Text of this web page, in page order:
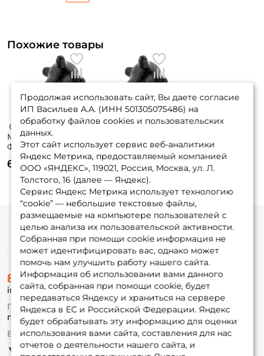
Похожие товары
Маркер
Фоксфишинг
(цвет рандомный)
90гр.
60 ₽
Фоксфишинг
(цвет рандомный)
110гр.
65 ₽
Продолжая использовать сайт, Вы даете согласие
ИП Васильев А.А. (ИНН 501305075486) на
обработку файлов cookies и пользовательских
данных.
Этот сайт использует сервис веб-аналитики
Яндекс Метрика, предоставляемый компанией
ООО «ЯНДЕКС», 119021, Россия, Москва, ул. Л.
Толстого, 16 (далее — Яндекс).
Сервис Яндекс Метрика использует технологию
“cookie” — небольшие текстовые файлы,
размещаемые на компьютере пользователей с
целью анализа их пользовательской активности.
Собранная при помощи cookie информация не
может идентифицировать вас, однако может
помочь нам улучшить работу нашего сайта.
Информация об использовании вами данного
сайта, собранная при помощи cookie, будет
передаваться Яндексу и храниться на сервере
Яндекса в ЕС и Российской Федерации. Яндекс
будет обрабатывать эту информацию для оценки
использования вами сайта, составления для нас
отчетов о деятельности нашего сайта, и
Информация
О магазине
Доставка
Оплата
Fox-bonus
Гуру
Партнерская программа
8 (495) 532-77-88
info@foxfishing.ru
По вопросам с заказом
г. Москва, ул. Плеханова д.7
Ежедневно 10:00 до 20:00